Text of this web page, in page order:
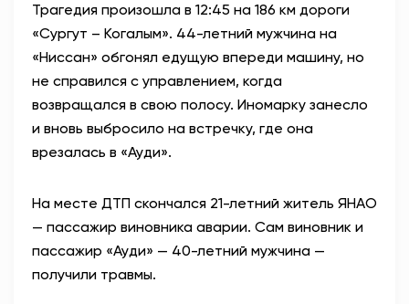
81,41 94,06
Вход / Регистрация
Трагедия произошла в 12:45 на 186 км дороги
«Сургут – Когалым». 44-летний мужчина на
«Ниссан» обгонял едущую впереди машину, но
не справился с управлением, когда
возвращался в свою полосу. Иномарку занесло
и вновь выбросило на встречку, где она
врезалась в «Ауди».
На месте ДТП скончался 21-летний житель ЯНАО
— пассажир виновника аварии. Сам виновник и
пассажир «Ауди» — 40-летний мужчина —
получили травмы.